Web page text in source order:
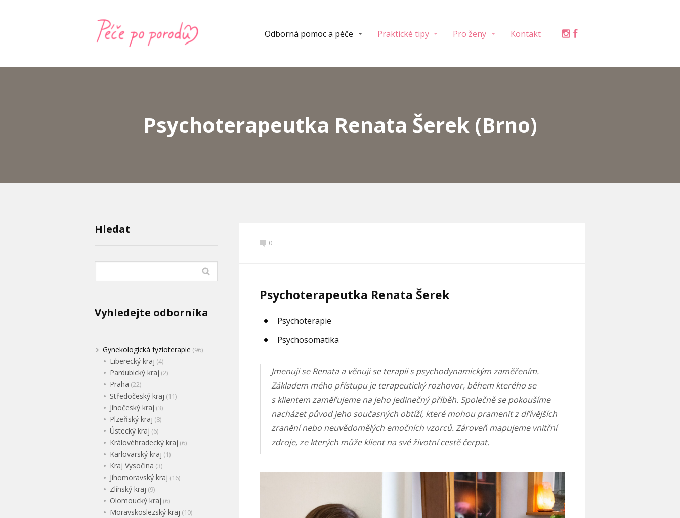
Odborná pomoc a péče Praktické tipy Pro ženy Kontakt
Psychoterapeutka Renata Šerek (Brno)
0
Psychoterapeutka Renata Šerek
Psychoterapie
Psychosomatika
Jmenuji se Renata a věnuji se terapii s psychodynamickým zaměřením.
Základem mého přístupu je terapeutický rozhovor, během kterého se
s klientem zaměřujeme na jeho jedinečný příběh. Společně se pokoušíme
nacházet původ jeho současných obtíží, které mohou pramenit z dřívějších
zranění nebo neuvědomělých emočních vzorců. Zároveň mapujeme vnitřní
zdroje, ze kterých může klient na své životní cestě čerpat.
Hledat
Vyhledejte odborníka
Gynekologická fyzioterapie (96)
Liberecký kraj (4)
Pardubický kraj (2)
Praha (22)
Středočeský kraj (11)
Jihočeský kraj (3)
Plzeňský kraj (8)
Ústecký kraj (6)
Královéhradecký kraj (6)
Karlovarský kraj (1)
Kraj Vysočina (3)
Jihomoravský kraj (16)
Zlínský kraj (9)
Olomoucký kraj (6)
Moravskoslezský kraj (10)